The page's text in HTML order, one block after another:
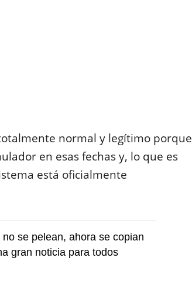
normal y legítimo porque
en esas fechas y, lo que es
está oficialmente
se pelean, ahora se copian
gran noticia para todos